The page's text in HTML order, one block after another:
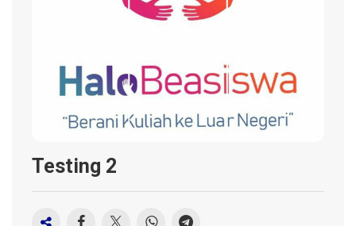
Testing 2